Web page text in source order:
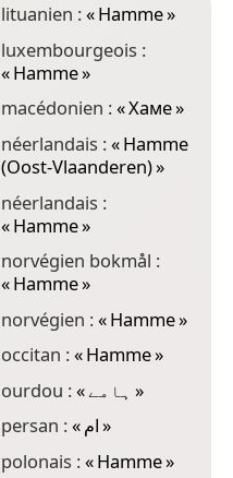
lituanien :«Hamme»
luxembourgeois :
«Hamme»
macédonien :«Хаме»
néerlandais :«Hamme
(Oost-Vlaanderen)»
néerlandais :
«Hamme»
norvégien bokmål :
«Hamme»
norvégien :«Hamme»
occitan :«Hamme»
ourdou :«ہامے »
persan :«ام»
polonais :«Hamme»